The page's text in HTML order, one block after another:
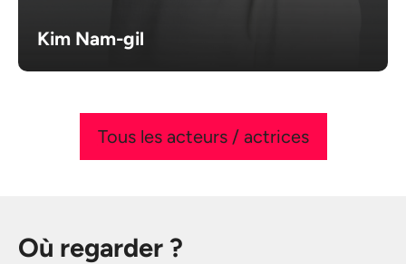
Kim Nam-gil
Tous les acteurs / actrices
Où regarder ?